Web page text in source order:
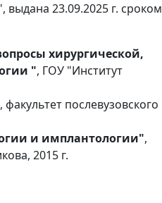
выдана 23.09.2025 г. сроком
хирургической,
", ГОУ "Институт
, факультет послевузовского
и имплантологии",
2015 г.